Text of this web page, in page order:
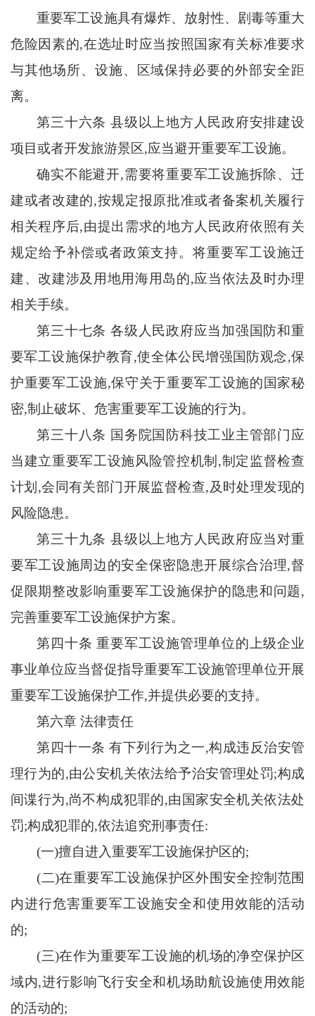
重要军工设施具有爆炸、放射性、剧毒等重大
危险因素的,在选址时应当按照国家有关标准要求
与其他场所、设施、区域保持必要的外部安全距
离。
第三十六条 县级以上地方人民政府安排建设
项目或者开发旅游景区,应当避开重要军工设施。
确实不能避开,需要将重要军工设施拆除、迁
建或者改建的,按规定报原批准或者备案机关履行
相关程序后,由提出需求的地方人民政府依照有关
规定给予补偿或者政策支持。将重要军工设施迁
建、改建涉及用地用海用岛的,应当依法及时办理
相关手续。
第三十七条 各级人民政府应当加强国防和重
要军工设施保护教育,使全体公民增强国防观念,保
护重要军工设施,保守关于重要军工设施的国家秘
密,制止破坏、危害重要军工设施的行为。
第三十八条 国务院国防科技工业主管部门应
当建立重要军工设施风险管控机制 ,制定监督检查
计划,会同有关部门开展监督检查,及时处理发现的
风险隐患。
第三十九条 县级以上地方人民政府应当对重
要军工设施周边的安全保密隐患开展综合治理,督
促限期整改影响重要军工设施保护的隐患和问题,
完善重要军工设施保护方案。
第四十条 重要军工设施管理单位的上级企业
事业单位应当督促指导重要军工设施管理单位开展
重要军工设施保护工作,并提供必要的支持。
第六章 法律责任
第四十一条 有下列行为之一,构成违反治安管
理行为的,由公安机关依法给予治安管理处罚;构成
间谍行为,尚不构成犯罪的,由国家安全机关依法处
罚;构成犯罪的,依法追究刑事责任:
(一)擅自进入重要军工设施保护区的;
(二)在重要军工设施保护区外围安全控制范围
内进行危害重要军工设施安全和使用效能的活动
的;
(三)在作为重要军工设施的机场的净空保护区
域内,进行影响飞行安全和机场助航设施使用效能
的活动的;